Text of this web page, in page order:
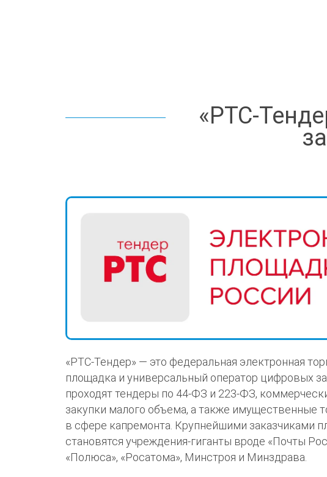
«РТС-
«РТС-Тендер» — это федеральная электронная
площадка и универсальный оператор цифровых
проходят тендеры по 44-ФЗ и 223-ФЗ,
закупки малого объема, а также имущественные
в сфере капремонта. Крупнейшими заказчиками
становятся учреждения-гиганты вроде «Почты
«Полюса», «Росатома», Минстроя и Минздрава.